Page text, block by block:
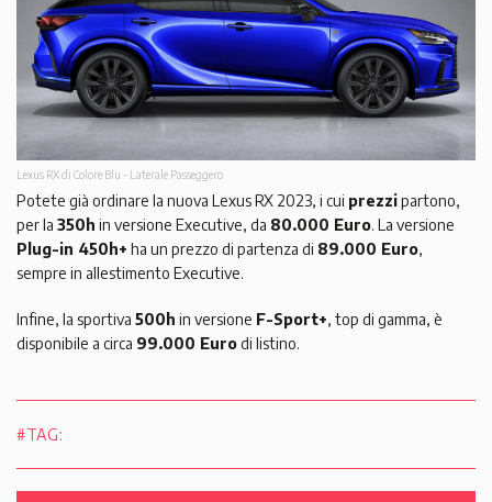
Lexus RX di Colore Blu - Laterale Passeggero
Potete già ordinare la nuova Lexus RX 2023, i cui prezzipartono,
per la 350h in versione Executive, da 80.000 Euro. La versione
Plug-in 450h+ ha un prezzo di partenza di 89.000 Euro,
sempre in allestimento Executive.
Infine, la sportiva 500h in versione F-Sport+, top di gamma, è
disponibile a circa 99.000 Eurodi listino.
#TAG: